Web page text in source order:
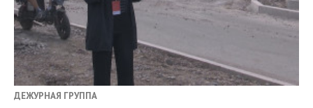
ДЕЖУРНАЯ ГРУППА